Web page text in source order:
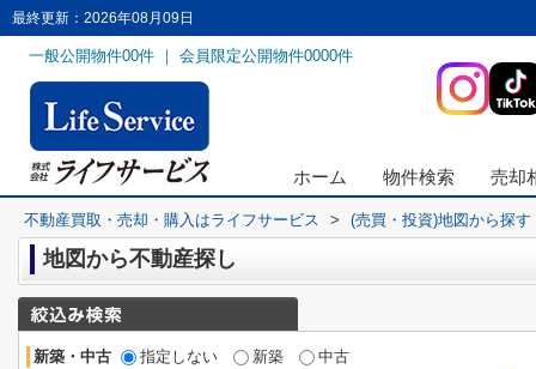
最終更新：2026年08月09日
一般公開物件00件 ｜ 会員限定公開物件0000件
ホーム 物件検索 売却
不動産買取・売却・購入はライフサービス > (売買・投資)地図から探す
地図から不動産探し
新築・中古 指定しない 新築
中古